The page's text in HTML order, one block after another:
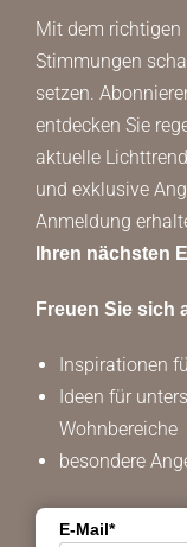
Mit dem richtigen
Stimmungen
setzen.
entdecken Sie
aktuelle
und exklusive
Anmeldung
Ihren nächsten
Freuen Sie sich
Inspirationen
Ideen für
Wohnbereiche
besondere
E-Mail*